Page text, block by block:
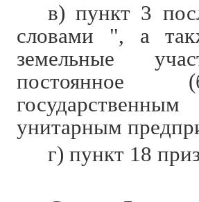
в) пункт 3
словами ", а
земельные
постоянное
унитарным
г) пункт 18